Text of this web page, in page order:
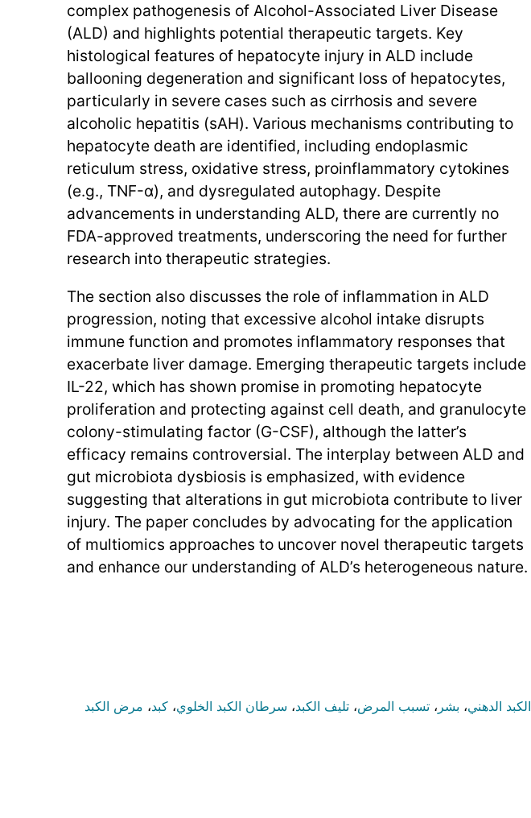
complex pathogenesis of Alcohol-Associated Liver Disease
(ALD) and highlights potential therapeutic targets. Key
histological features of hepatocyte injury in ALD include
ballooning degeneration and significant loss of hepatocytes,
particularly in severe cases such as cirrhosis and severe
alcoholic hepatitis (sAH). Various mechanisms contributing to
hepatocyte death are identified, including endoplasmic
reticulum stress, oxidative stress, proinflammatory cytokines
(e.g., TNF-α), and dysregulated autophagy. Despite
advancements in understanding ALD, there are currently no
FDA-approved treatments, underscoring the need for further
research into therapeutic strategies.
The section also discusses the role of inflammation in ALD
progression, noting that excessive alcohol intake disrupts
immune function and promotes inflammatory responses that
exacerbate liver damage. Emerging therapeutic targets include
IL-22, which has shown promise in promoting hepatocyte
proliferation and protecting against cell death, and granulocyte
colony-stimulating factor (G-CSF), although the latter’s
efficacy remains controversial. The interplay between ALD and
gut microbiota dysbiosis is emphasized, with evidence
suggesting that alterations in gut microbiota contribute to liver
injury. The paper concludes by advocating for the application
of multiomics approaches to uncover novel therapeutic targets
and enhance our understanding of ALD’s heterogeneous nature.
الكبد الدهني، بشر ، تسبب المرض، تليف الكبد، سرطان الكبد الخلوي، كبد، مرض الكبد